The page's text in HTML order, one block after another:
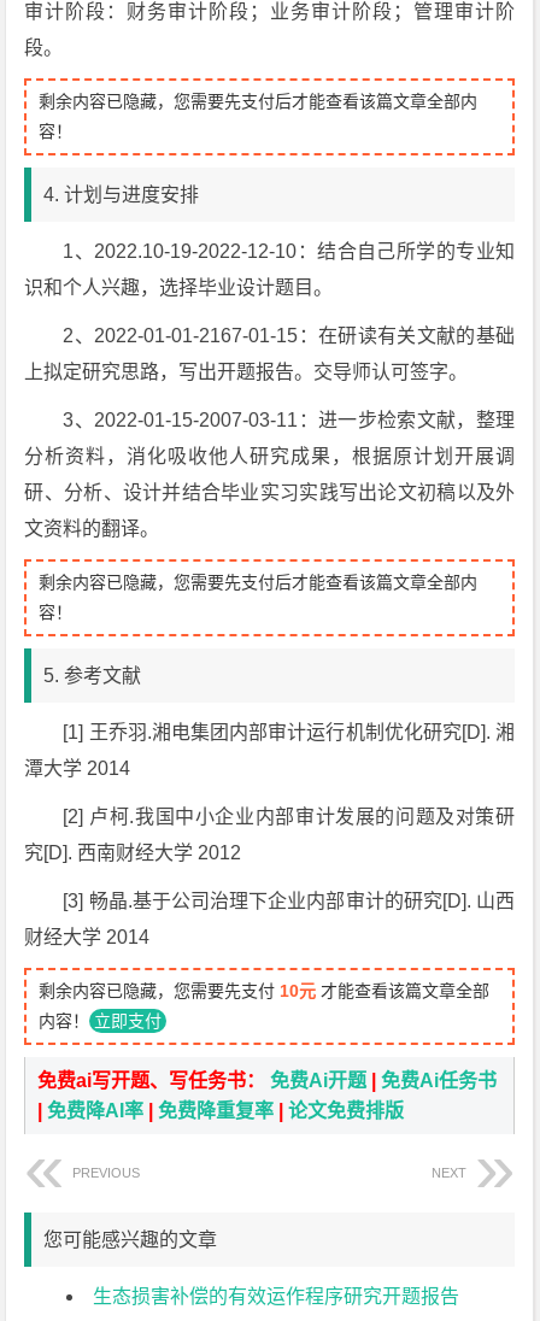
审计阶段：财务审计阶段；业务审计阶段；管理审计阶
段。
剩余内容已隐藏，您需要先支付后才能查看该篇文章全部内
容！
4. 计划与进度安排
1、2022.10-19-2022-12-10：结合自己所学的专业知
识和个人兴趣，选择毕业设计题目。
2、2022-01-01-2167-01-15：在研读有关文献的基础
上拟定研究思路，写出开题报告。交导师认可签字。
3、2022-01-15-2007-03-11：进一步检索文献，整理
分析资料，消化吸收他人研究成果，根据原计划开展调
研、分析、设计并结合毕业实习实践写出论文初稿以及外
文资料的翻译。
剩余内容已隐藏，您需要先支付后才能查看该篇文章全部内
容！
5. 参考文献
[1] 王乔羽.湘电集团内部审计运行机制优化研究[D]. 湘
潭大学 2014
[2] 卢柯.我国中小企业内部审计发展的问题及对策研
究[D]. 西南财经大学 2012
[3] 畅晶.基于公司治理下企业内部审计的研究[D]. 山西
财经大学 2014
剩余内容已隐藏，您需要先支付 10元 才能查看该篇文章全部
内容！ 立即支付
免费ai写开题、写任务书：免费Ai开题 |免费Ai任务书
|免费降AI率 |免费降重复率 |论文免费排版
PREVIOUS NEXT
您可能感兴趣的文章
生态损害补偿的有效运作程序研究开题报告